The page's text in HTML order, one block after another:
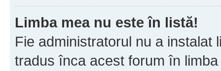
Limba mea nu este în listă!
Fie administratorul nu a instalat
tradus înca acest forum în